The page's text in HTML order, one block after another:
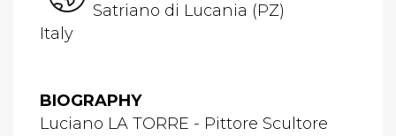
Satriano di Lucania (PZ)
Italy
BIOGRAPHY
Luciano LA TORRE - Pittore Scultore